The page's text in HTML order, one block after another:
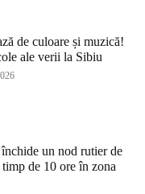
de culoare și muzică!
ale verii la Sibiu
un nod rutier de
de 10 ore în zona